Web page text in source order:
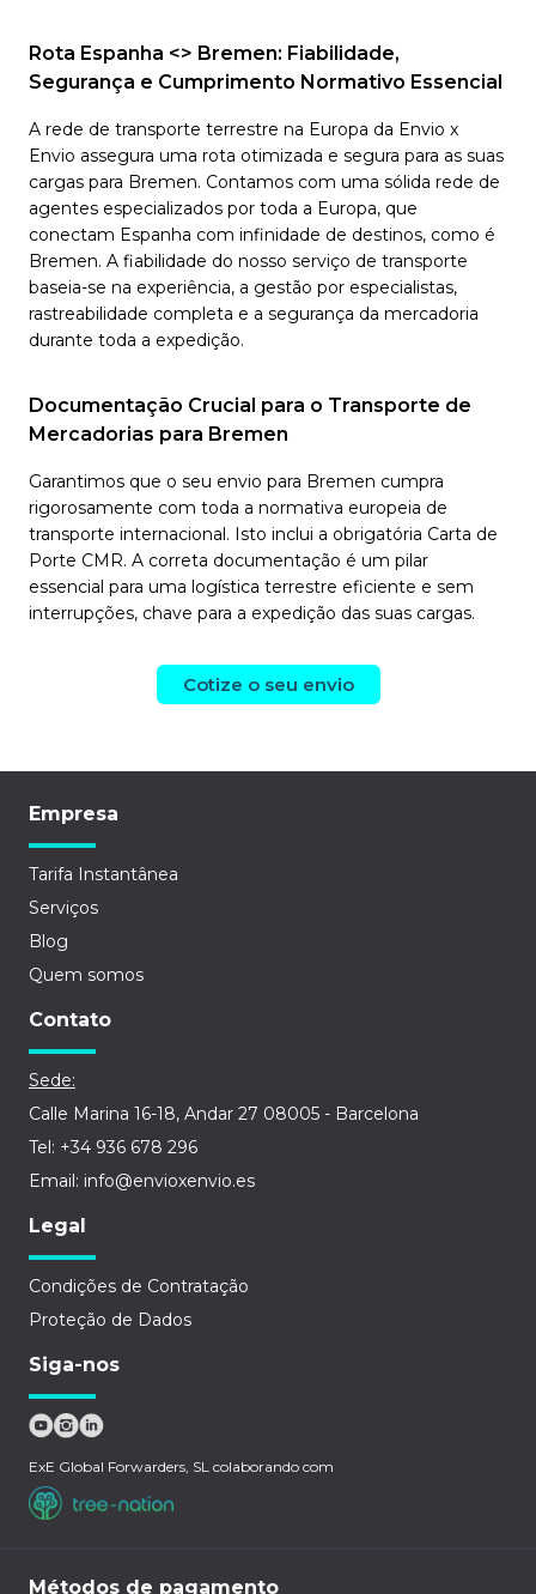
Rota Espanha <> Bremen: Fiabilidade,
Segurança e Cumprimento Normativo Essencial
A rede de transporte terrestre na Europa da Envio x
Envio assegura uma rota otimizada e segura para as suas
cargas para Bremen. Contamos com uma sólida rede de
agentes especializados por toda a Europa, que
conectam Espanha com infinidade de destinos, como é
Bremen. A fiabilidade do nosso serviço de transporte
baseia-se na experiência, a gestão por especialistas,
rastreabilidade completa e a segurança da mercadoria
durante toda a expedição.
Documentação Crucial para o Transporte de
Mercadorias para Bremen
Garantimos que o seu envio para Bremen cumpra
rigorosamente com toda a normativa europeia de
transporte internacional. Isto inclui a obrigatória Carta de
Porte CMR. A correta documentação é um pilar
essencial para uma logística terrestre eficiente e sem
interrupções, chave para a expedição das suas cargas.
Cotize o seu envio
Empresa
Tarifa Instantânea
Serviços
Blog
Quem somos
Contato
Sede:
Calle Marina 16-18, Andar 27 08005 - Barcelona
Tel: +34 936 678 296
Email: info@envioxenvio.es
Legal
Condições de Contratação
Proteção de Dados
Siga-nos
ExE Global Forwarders, SL colaborando com
Métodos de pagamento